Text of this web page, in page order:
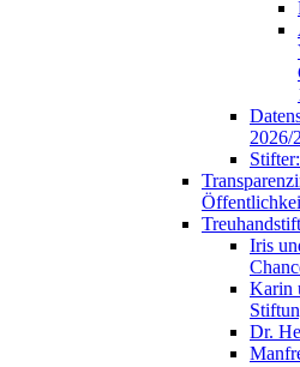
2026/
Iris
Karin
Dr.